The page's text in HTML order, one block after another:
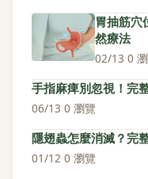
胃抽筋穴
然療法
02/13·0
手指麻痺別忽視！完
06/13·0 瀏覽
隱翅蟲怎麼消滅？完
01/12·0 瀏覽